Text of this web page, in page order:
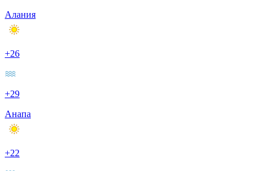
Алания
+26
+29
Анапа
+22